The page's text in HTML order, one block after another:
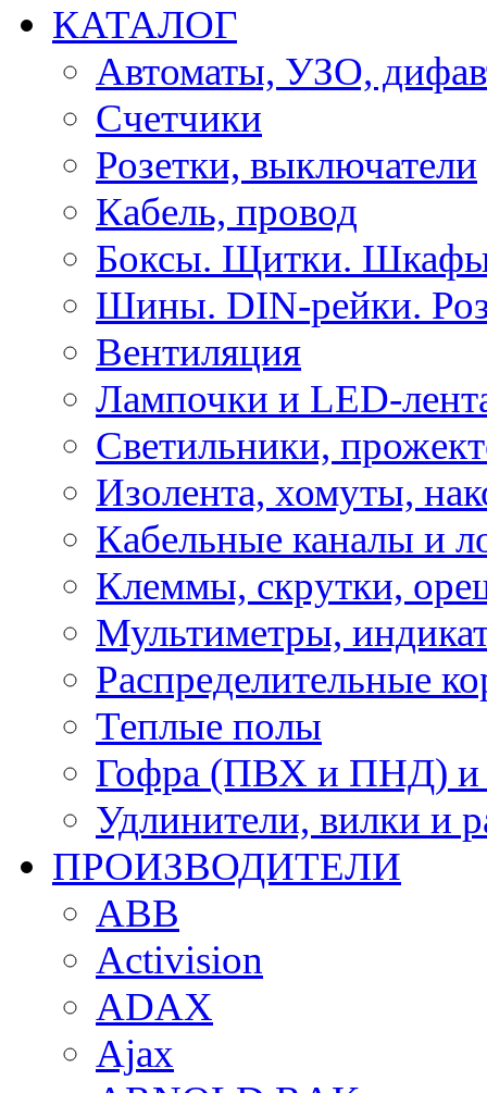
КАТАЛОГ
Автоматы, УЗО,
Счетчики
Розетки, выключатели
Кабель, провод
Боксы. Щитки.
Шины. DIN-рейки.
Вентиляция
Лампочки и LED-
Светильники,
Изолента, хомуты,
Кабельные каналы и
Клеммы, скрутки,
Мультиметры,
Распределительные
Теплые полы
Гофра (ПВХ и ПНД) и
Удлинители, вилки и
ПРОИЗВОДИТЕЛИ
ABB
Activision
ADAX
Ajax